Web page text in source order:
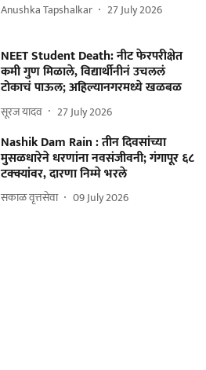
Anushka Tapshalkar 27 July 2026
NEET Student Death: नीट फेरपरीक्षेत
कमी गुण मिळाले, विद्यार्थीनीनं उचललं
टोकाचं पाऊल; अहिल्यानगरमध्ये खळबळ
सूरज यादव 27 July 2026
Nashik Dam Rain : तीन दिवसांच्या
मुसळधारेने धरणांना नवसंजीवनी; गंगापूर ६८
टक्क्यांवर, दारणा निम्मे भरले
सकाळ वृत्तसेवा 09 July 2026